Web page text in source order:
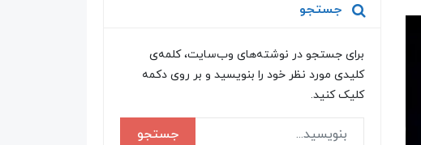
جستجو
برای جستجو در نوشته‌های وب‌سایت، کلمه‌ی
کلیدی مورد نظر خود را بنویسید و بر روی دکمه
کلیک کنید.
جستجو